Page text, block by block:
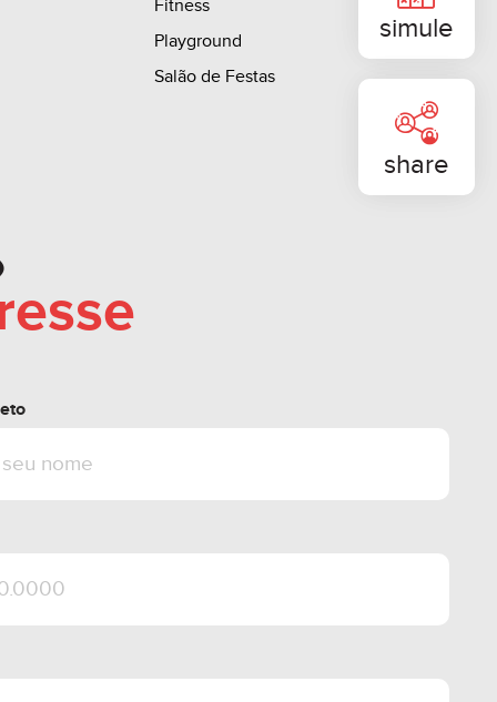
simule
share
entre em contato conosco.
sem aviso prévio.
Fitness
Playground
Salão de Festas